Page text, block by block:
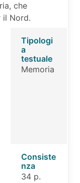
che
il Nord.
Tipologi
a
testuale
Memoria
Consiste
nza
34 p.